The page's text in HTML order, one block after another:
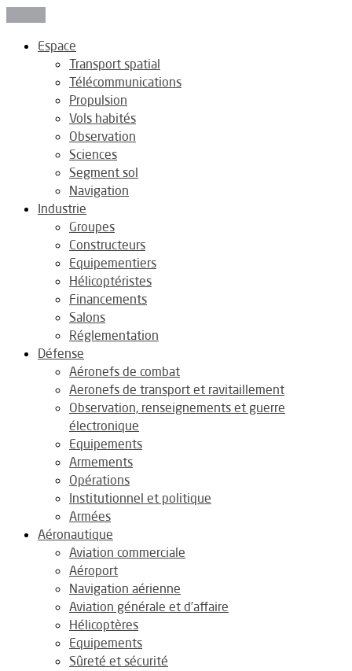
Espace
Transport spatial
Télécommunications
Propulsion
Vols habités
Observation
Sciences
Segment sol
Navigation
Industrie
Groupes
Constructeurs
Equipementiers
Hélicoptéristes
Financements
Salons
Réglementation
Défense
Aéronefs de combat
Aeronefs de transport et ravitaillement
Observation, renseignements et guerre
électronique
Equipements
Armements
Opérations
Institutionnel et politique
Armées
Aéronautique
Aviation commerciale
Aéroport
Navigation aérienne
Aviation générale et d’affaire
Hélicoptères
Equipements
Sûreté et sécurité